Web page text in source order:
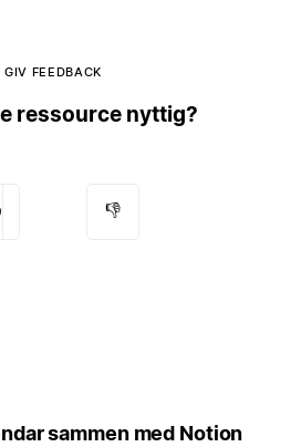
GIV FEEDBACK
ressource nyttig?
👎
sammen med Notion